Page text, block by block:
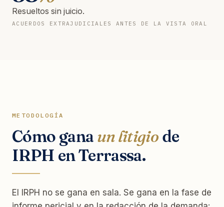
Resueltos sin juicio.
ACUERDOS EXTRAJUDICIALES ANTES DE LA VISTA ORAL
METODOLOGÍA
Cómo gana un litigio de
IRPH en Terrassa.
El IRPH no se gana en sala. Se gana en la fase de